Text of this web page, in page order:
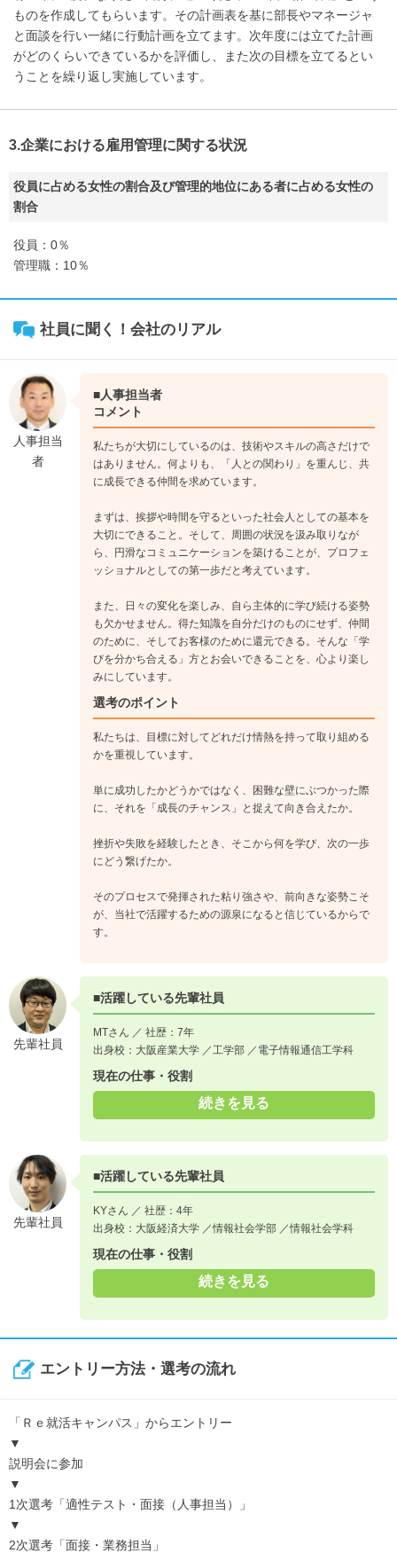
ものを作成してもらいます。その計画表を基に部長やマネージャ
と面談を行い一緒に行動計画を立てます。次年度には立てた計画
がどのくらいできているかを評価し、また次の目標を立てるとい
うことを繰り返し実施しています。
3.企業における雇用管理に関する状況
役員に占める女性の割合及び管理的地位にある者に占める女性の
割合
役員：0％
管理職：10％
社員に聞く！会社のリアル
人事担当
者
■人事担当者
コメント
私たちが大切にしているのは、技術やスキルの高さだけで
はありません。何よりも、「人との関わり」を重んじ、共
に成長できる仲間を求めています。
まずは、挨拶や時間を守るといった社会人としての基本を
大切にできること。そして、周囲の状況を汲み取りなが
ら、円滑なコミュニケーションを築けることが、プロフェ
ッショナルとしての第一歩だと考えています。
また、日々の変化を楽しみ、自ら主体的に学び続ける姿勢
も欠かせません。得た知識を自分だけのものにせず、仲間
のために、そしてお客様のために還元できる。そんな「学
びを分かち合える」方とお会いできることを、心より楽し
みにしています。
選考のポイント
私たちは、目標に対してどれだけ情熱を持って取り組める
かを重視しています。
単に成功したかどうかではなく、困難な壁にぶつかった際
に、それを「成長のチャンス」と捉えて向き合えたか。
挫折や失敗を経験したとき、そこから何を学び、次の一歩
にどう繋げたか。
そのプロセスで発揮された粘り強さや、前向きな姿勢こそ
が、当社で活躍するための源泉になると信じているからで
す。
先輩社員
■活躍している先輩社員
MTさん ／ 社歴：7年
出身校：大阪産業大学 ／工学部 ／電子情報通信工学科
現在の仕事・役割
続きを見る
先輩社員
■活躍している先輩社員
KYさん ／ 社歴：4年
出身校：大阪経済大学 ／情報社会学部 ／情報社会学科
現在の仕事・役割
続きを見る
エントリー方法・選考の流れ
「Ｒｅ就活キャンパス」からエントリー
▼
説明会に参加
▼
1次選考「適性テスト・面接（人事担当）」
▼
2次選考「面接・業務担当」